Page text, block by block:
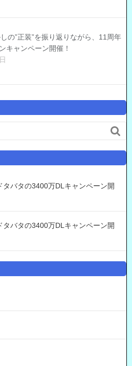
しの”正装”を振り返りながら、11周年
キャンペーン開催！

タバタの3400万DLキャンペーン開
タバタの3400万DLキャンペーン開